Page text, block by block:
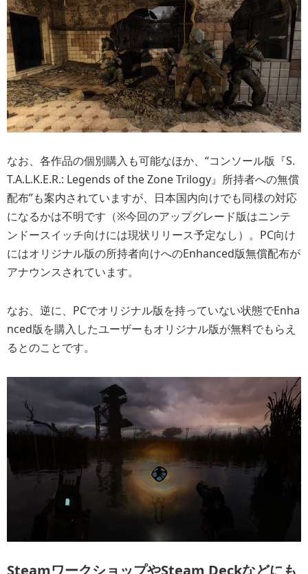
なお、各作品の個別購入も可能なほか、“コンソール版『S.
T.A.L.K.E.R.: Legends of the Zone Trilogy』所持者への無償
配布”も案内されていますが、日本国内向けでも同様の対応
になるかは不明です（※今回のアップグレード版はニンテ
ンドースイッチ向けには現状リリース予定なし）。PC向け
にはオリジナル版の所持者向けへのEnhanced版無償配布が
アナウンスされています。
なお、逆に、PCでオリジナル版を持っていない状態でEnha
nced版を購入したユーザーもオリジナル版が無料でもらえ
るとのことです。
SteamワークショップやSteam Deckなどにも